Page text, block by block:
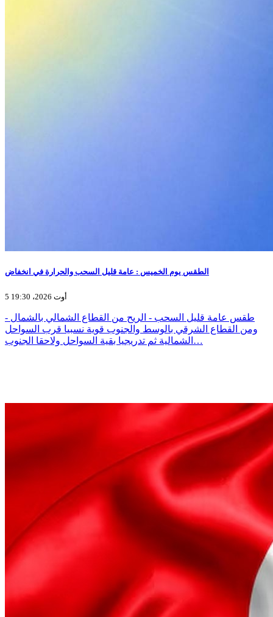
الطقس يوم الخميس : عامة قليل السحب والحرارة في انخفاض
5 أوت 2026، 19:30
- طقس عامة قليل السحب - الريح من القطاع الشمالي بالشمال
ومن القطاع الشرقي بالوسط والجنوب قوية نسبيا قرب السواحل
الشمالية ثم تدريجيا بقية السواحل ولاحقا الجنوب…